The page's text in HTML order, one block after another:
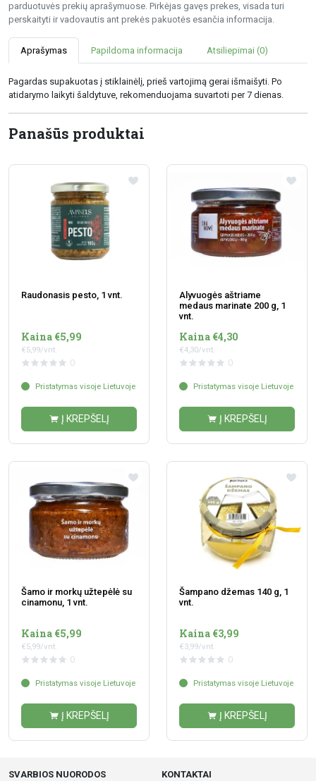
parduotuvės prekių aprašymuose. Pirkėjas gavęs prekes, visada turi
perskaityti ir vadovautis ant prekės pakuotės esančia informacija.
Aprašymas Papildoma informacija Atsiliepimai (0)
Pagardas supakuotas į stiklainėlį, prieš vartojimą gerai išmaišyti. Po
atidarymo laikyti šaldytuve, rekomenduojama suvartoti per 7 dienas.
Panašūs produktai
Raudonasis pesto, 1 vnt.
Kaina €5,99
€5,99/vnt.
0
Pristatymas visoje Lietuvoje
Į KREPŠELĮ
Alyvuogės aštriame
medaus marinate 200 g, 1
vnt.
Kaina €4,30
€4,30/vnt.
0
Pristatymas visoje Lietuvoje
Į KREPŠELĮ
Šamo ir morkų užtepėlė su
cinamonu, 1 vnt.
Kaina €5,99
€5,99/vnt.
0
Pristatymas visoje Lietuvoje
Į KREPŠELĮ
Šampano džemas 140 g, 1
vnt.
Kaina €3,99
€3,99/vnt.
0
Pristatymas visoje Lietuvoje
Į KREPŠELĮ
SVARBIOS NUORODOS KONTAKTAI